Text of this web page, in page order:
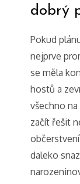
dobrý
Pokud
nejprve
se měla
hostů a
všechno
začít řešit
daleko